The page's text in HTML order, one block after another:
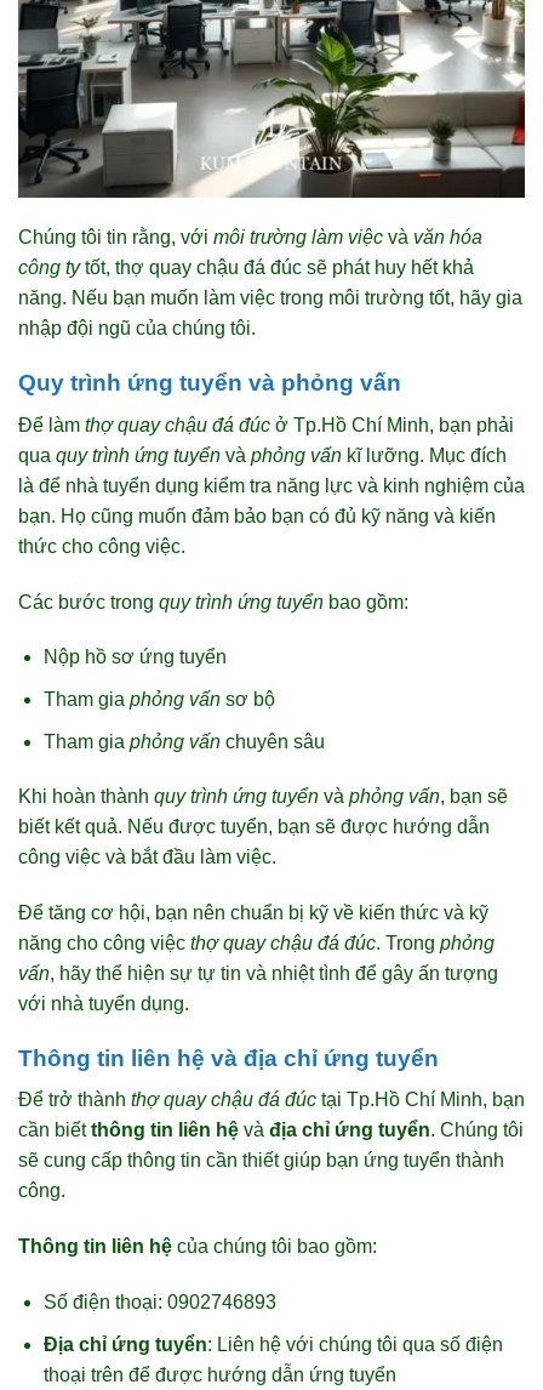
Chúng tôi tin rằng, với môi trường làm việc và văn hóa
công tytốt, thợ quay chậu đá đúc sẽ phát huy hết khả
năng. Nếu bạn muốn làm việc trong môi trường tốt, hãy gia
nhập đội ngũ của chúng tôi.
Quy trình ứng tuyển và phỏng vấn
Để làm thợ quay chậu đá đúc ở Tp.Hồ Chí Minh, bạn phải
qua quy trình ứng tuyển và phỏng vấn kĩ lưỡng. Mục đích
là để nhà tuyển dụng kiểm tra năng lực và kinh nghiệm của
bạn. Họ cũng muốn đảm bảo bạn có đủ kỹ năng và kiến
thức cho công việc.
Các bước trong quy trình ứng tuyển bao gồm:
Nộp hồ sơ ứng tuyển
Tham gia phỏng vấnsơ bộ
Tham gia phỏng vấnchuyên sâu
Khi hoàn thành quy trình ứng tuyển và phỏng vấn, bạn sẽ
biết kết quả. Nếu được tuyển, bạn sẽ được hướng dẫn
công việc và bắt đầu làm việc.
Để tăng cơ hội, bạn nên chuẩn bị kỹ về kiến thức và kỹ
năng cho công việc thợ quay chậu đá đúc. Trong phỏng
vấn, hãy thể hiện sự tự tin và nhiệt tình để gây ấn tượng
với nhà tuyển dụng.
Thông tin liên hệ và địa chỉ ứng tuyển
Để trở thành thợ quay chậu đá đúc tại Tp.Hồ Chí Minh, bạn
cần biếtthông tin liên hệ và địa chỉ ứng tuyển. Chúng tôi
sẽ cung cấp thông tin cần thiết giúp bạn ứng tuyển thành
công.
Thông tin liên hệ của chúng tôi bao gồm:
Số điện thoại: 0902746893
Địa chỉ ứng tuyển: Liên hệ với chúng tôi qua số điện
thoại trên để được hướng dẫn ứng tuyển